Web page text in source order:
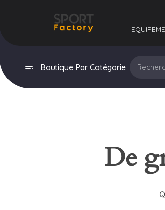
Boutique Par Catégorie
De